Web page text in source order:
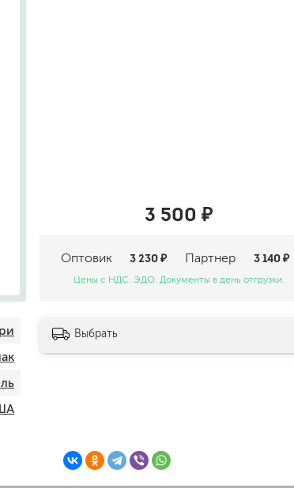
щетка металлическая
пистолеты
ленты
для дерева
3 500 ₽
Оптовик Партнер
3 230 ₽ 3 140 ₽
Цены с НДС. ЭДО. Документы в день отгрузки.
Выбрать